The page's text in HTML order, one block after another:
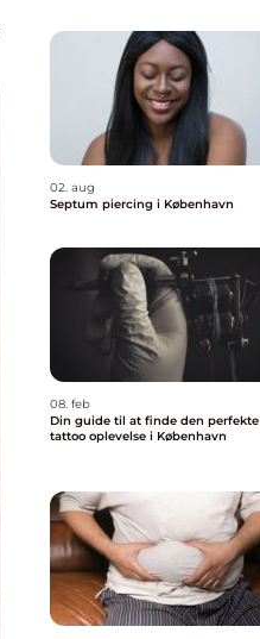
02. aug
Septum piercing i København
08. feb
Din guide til at finde den perfekte
tattoo oplevelse i København